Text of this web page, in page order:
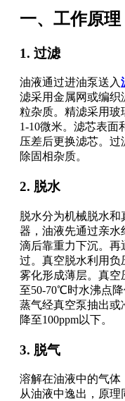
一、工作原理
1. 过滤
油液通过进油泵送入
滤采用金属网或编织
粒杂质。精滤采用玻
1-10微米。滤芯表面
压差后更换滤芯。
除固相杂质。
2. 脱水
脱水分为机械脱水
器，油液先通过亲水
滴后靠重力下沉。再
过。真空脱水利用负
雾化形成薄层。真空
至50-70℃时水沸点
蒸气经真空泵抽出或
降至100ppm以下。
3. 脱气
溶解在油液中的气体
从油液中逸出，原理